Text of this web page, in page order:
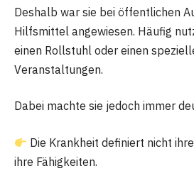
Deshalb war sie bei öffentlichen
Hilfsmittel angewiesen. Häufig
einen Rollstuhl oder einen
Veranstaltungen.
Dabei machte sie jedoch immer
Die Krankheit definiert nicht
ihre Fähigkeiten.